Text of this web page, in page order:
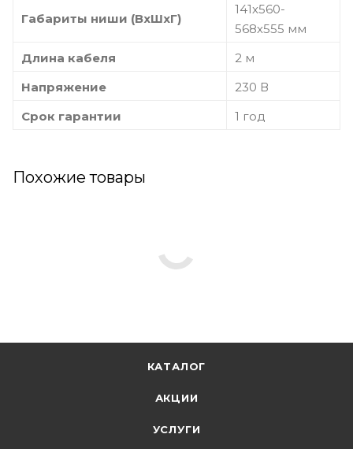
Габариты ниши (ВхШхГ)
141х560-
568х555 мм
Длина кабеля
2 м
Напряжение
230 В
Срок гарантии
1 год
Похожие товары
КАТАЛОГ
АКЦИИ
УСЛУГИ